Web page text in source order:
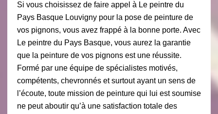
Si vous choisissez de faire appel à Le peintre du
Pays Basque Louvigny pour la pose de peinture de
vos pignons, vous avez frappé à la bonne porte. Avec
Le peintre du Pays Basque, vous aurez la garantie
que la peinture de vos pignons est une réussite.
Formé par une équipe de spécialistes motivés,
compétents, chevronnés et surtout ayant un sens de
l’écoute, toute mission de peinture qui lui est soumise
ne peut aboutir qu’à une satisfaction totale des